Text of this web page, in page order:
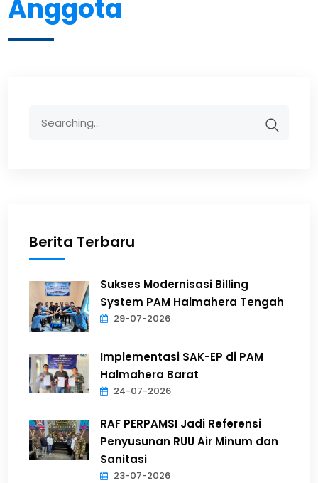
Anggota
Berita Terbaru
Sukses Modernisasi Billing
System PAM Halmahera Tengah
29-07-2026
Implementasi SAK-EP di PAM
Halmahera Barat
24-07-2026
RAF PERPAMSI Jadi Referensi
Penyusunan RUU Air Minum dan
Sanitasi
23-07-2026